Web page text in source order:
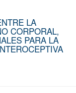
LA
CORPORAL,
PARA LA